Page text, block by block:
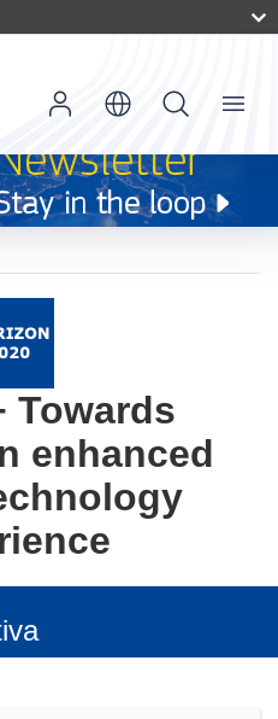
Menu
Towards
enhanced